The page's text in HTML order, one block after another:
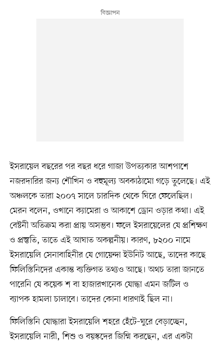
ইসরায়েল বছরের পর বছর ধরে গাজা উপত্যকার আশপাশে
নজরদারির জন্য শৌখিন ও বহুমূল্য অবকাঠামো গড়ে তুলেছে। এই
অঞ্চলকে তারা ২০০৭ সালে চারদিক থেকে ঘিরে ফেলেছিল।
মেরন বলেন, ওখানে ক্যামেরা ও আকাশে ড্রোন ওড়ার কথা। এই
বেষ্টনী অতিক্রম করা প্রায় অসম্ভব। ফলে ইসরায়েলের যে প্রশিক্ষণ
ও প্রস্তুতি, তাতে এই আঘাত অকল্পনীয়। কারণ, ৮২০০ নামে
ইসরায়েলি সেনাবাহিনীর যে গোয়েন্দা ইউনিট আছে, তাদের কাছে
ফিলিস্তিনিদের একান্ত ব্যক্তিগত তথ্যও আছে। অথচ তারা জানতে
পারেনি যে কয়েক শ বা হাজারখানেক যোদ্ধা এমন জটিল ও
ব্যাপক হামলা চালাবে। তাদের কোনা ধারণাই ছিল না।
ফিলিস্তিনি যোদ্ধারা ইসরায়েলি শহরে হেঁটে–ঘুরে বেড়াচ্ছেন,
ইসরায়েলি নারী, শিশু ও বয়স্কদের জিম্মি করছেন, এর একটা